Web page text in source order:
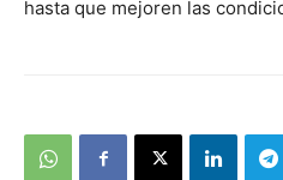
hasta que mejoren las